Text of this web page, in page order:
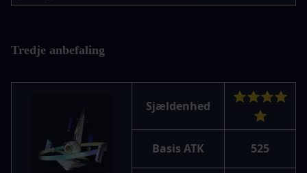
Tredje anbefaling
Sjældenhed
⭐⭐⭐⭐
⭐
Basis ATK 525